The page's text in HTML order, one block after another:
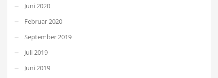
Juni 2020
Februar 2020
September 2019
Juli 2019
Juni 2019